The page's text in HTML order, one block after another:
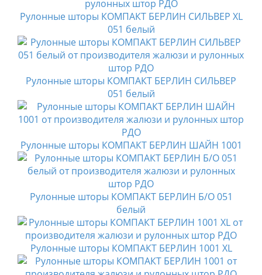
Рулонные шторы КОМПАКТ БЕРЛИН СИЛЬВЕР XL
051 белый
Рулонные шторы КОМПАКТ БЕРЛИН СИЛЬВЕР
051 белый
Рулонные шторы КОМПАКТ БЕРЛИН ШАЙН 1001
Рулонные шторы КОМПАКТ БЕРЛИН Б/О 051
белый
Рулонные шторы КОМПАКТ БЕРЛИН 1001 XL